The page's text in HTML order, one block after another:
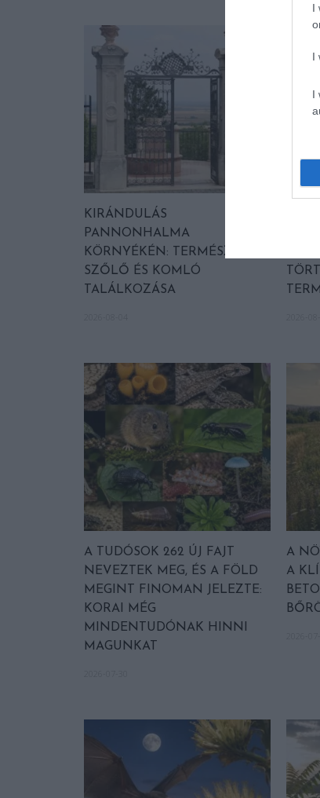
I
I
I
KIRÁNDULÁS
PANNONHALMA
KÖRNYÉKÉN: TERMÉSZET,
SZŐLŐ ÉS KOMLÓ
TALÁLKOZÁSA
A TUDÓSOK 262 ÚJ FAJT
NEVEZTEK MEG, ÉS A FÖLD
MEGINT FINOMAN JELEZTE:
KORAI MÉG
MINDENTUDÓNAK HINNI
MAGUNKAT
A
A